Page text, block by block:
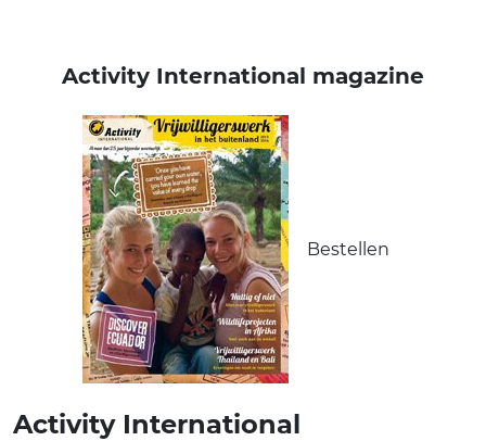
Activity International magazine
Bestellen
Activity International